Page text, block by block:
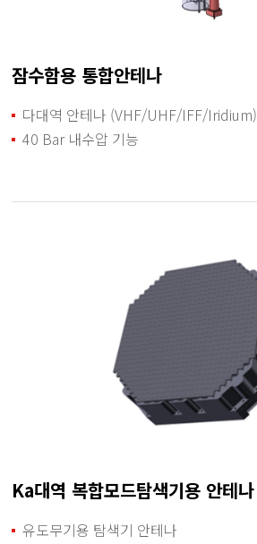
잠수함용 통합안테나
다대역 안테나 (VHF/UHF/IFF/Iridium)
40 Bar 내수압 기능
Ka대역 복합모드탐색기용 안테나
유도무기용 탐색기 안테나